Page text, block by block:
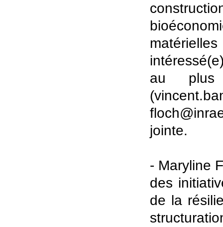
au
jointe.
- Maryline
des
de la